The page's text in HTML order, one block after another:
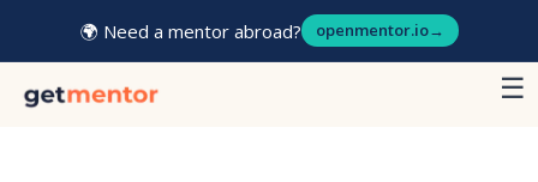
🌍 Need a mentor abroad? openmentor.io→
☰